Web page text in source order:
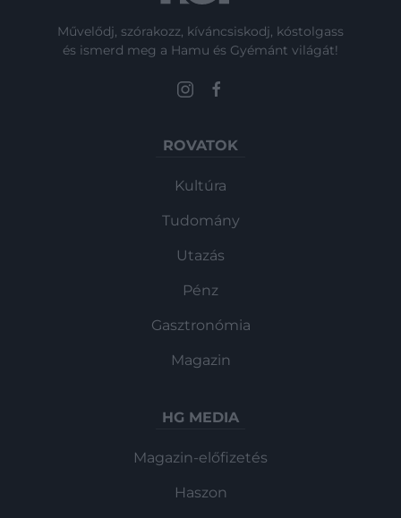
Művelődj, szórakozz, kíváncsiskodj, kóstolgass
és ismerd meg a Hamu és Gyémánt világát!
ROVATOK
Kultúra
Tudomány
Utazás
Pénz
Gasztronómia
Magazin
HG MEDIA
Magazin-előfizetés
Haszon